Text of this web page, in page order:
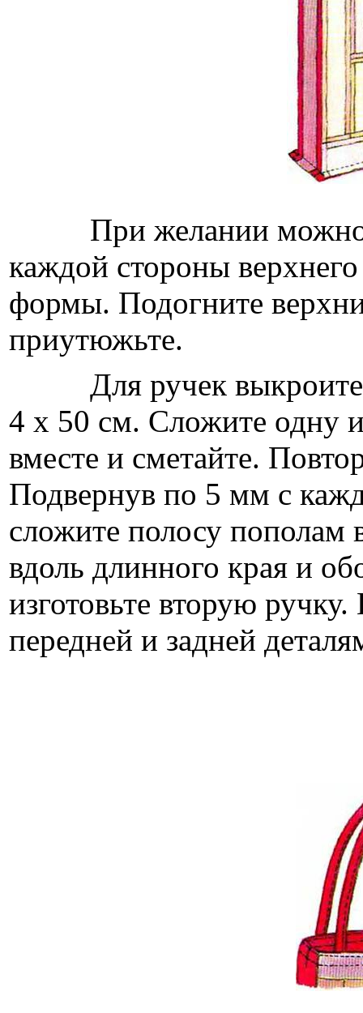
При желании можно
каждой стороны
формы. Подогните
приутюжьте.
Для ручек выкроите
4 х 50 см. Сложите одну
вместе и сметайте.
Подвернув по 5 мм с
сложите полосу пополам
вдоль длинного края и
изготовьте вторую
передней и задней